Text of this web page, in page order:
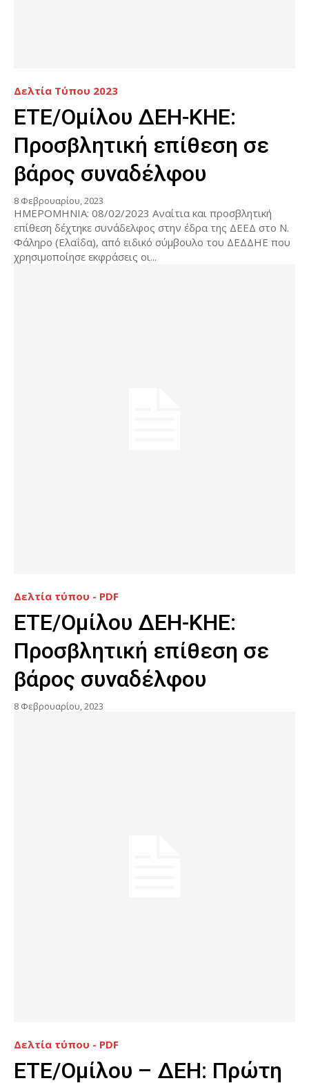
Δελτία Τύπου 2023
ETE/Ομίλου ΔΕΗ-ΚΗΕ:
Προσβλητική επίθεση σε
βάρος συναδέλφου
8 Φεβρουαρίου, 2023
ΗΜΕΡΟΜΗΝΙΑ: 08/02/2023 Αναίτια και προσβλητική
επίθεση δέχτηκε συνάδελφος στην έδρα της ΔΕΕΔ στο Ν.
Φάληρο (Ελαΐδα), από ειδικό σύμβουλο του ΔΕΔΔΗΕ που
χρησιμοποίησε εκφράσεις οι...
Δελτία τύπου - PDF
ETE/Ομίλου ΔΕΗ-ΚΗΕ:
Προσβλητική επίθεση σε
βάρος συναδέλφου
8 Φεβρουαρίου, 2023
Δελτία τύπου - PDF
ΕΤΕ/Ομίλου – ΔΕΗ: Πρώτη